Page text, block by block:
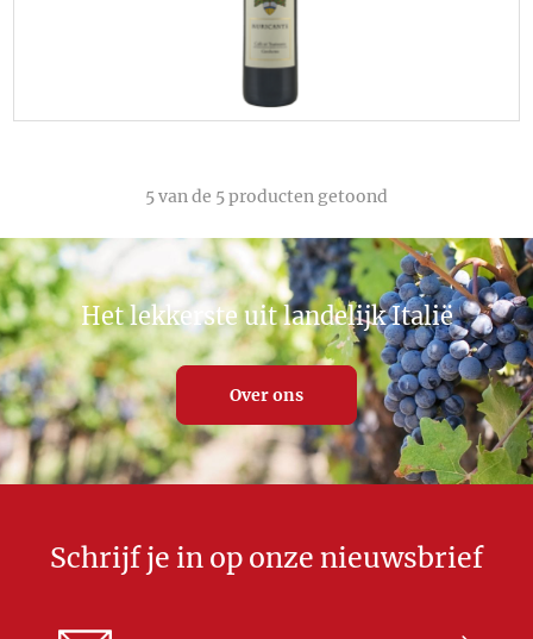
5van de 5 producten getoond
Het lekkerste uit landelijk Italië
Over ons
Schrijf je in op onze nieuwsbrief